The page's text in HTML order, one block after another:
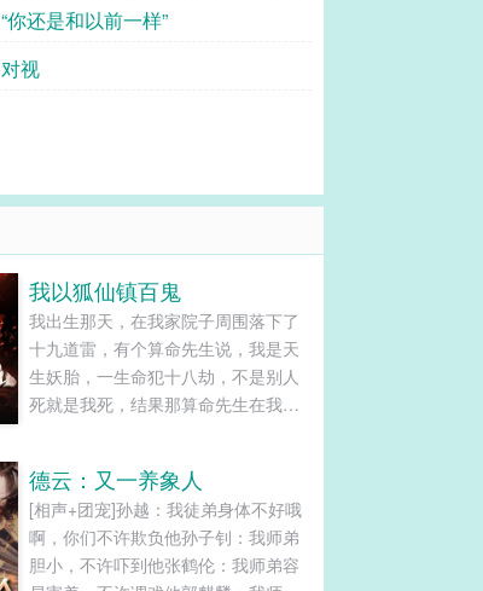
上，而她选择
“你还是和以前一样”
对视
我以狐仙镇百鬼
我出生那天，在我家院子周围落下了
十九道雷，有个算命先生说，我是天
生妖胎，一生命犯十八劫，不是别人
死就是我死，结果那算命先生在我出
德云：又一养象人
[相声+团宠]孙越：我徒弟身体不好哦
啊，你们不许欺负他孙子钊：我师弟
胆小，不许吓到他张鹤伦：我师弟容